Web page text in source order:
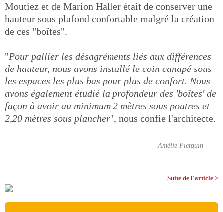
Moutiez et de Marion Haller était de conserver une
hauteur sous plafond confortable malgré la création
de ces "boîtes".
"Pour pallier les désagréments liés aux différences
de hauteur, nous avons installé le coin canapé sous
les espaces les plus bas pour plus de confort. Nous
avons également étudié la profondeur des 'boîtes' de
façon à avoir au minimum 2 mètres sous poutres et
2,20 mètres sous plancher", nous confie l'architecte.
Amélie Pierquin
Suite de l'article >